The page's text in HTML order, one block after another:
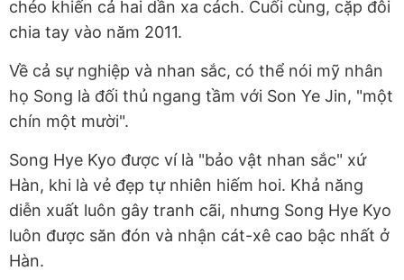
chéo khiến cả hai dần xa cách. Cuối cùng, cặp đôi
chia tay vào năm 2011.
Về cả sự nghiệp và nhan sắc, có thể nói mỹ nhân
họ Song là đối thủ ngang tầm với Son Ye Jin, "một
chín một mười".
Song Hye Kyo được ví là "bảo vật nhan sắc" xứ
Hàn, khi là vẻ đẹp tự nhiên hiếm hoi. Khả năng
diễn xuất luôn gây tranh cãi, nhưng Song Hye Kyo
luôn được săn đón và nhận cát-xê cao bậc nhất ở
Hàn.